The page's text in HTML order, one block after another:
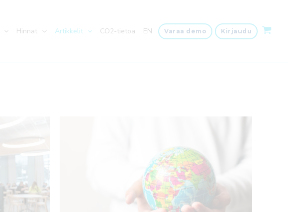
Hinnat Artikkelit CO2-tietoa EN Varaa demo Kirjaudu